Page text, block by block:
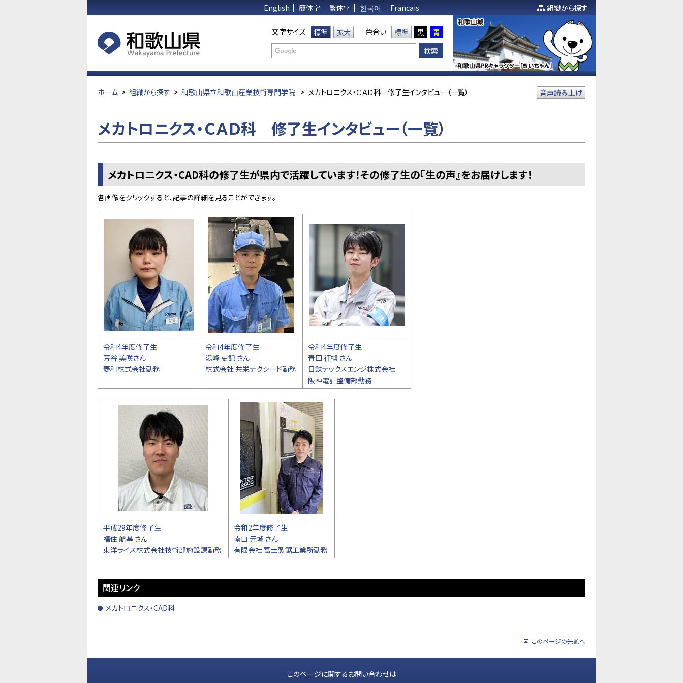
English 簡体字 繁体字 한국어 Francais 組織から探す
文字サイズ 標準 拡大 色合い 標準 黒 青
ホーム > 組織から探す > 和歌山県立和歌山産業技術専門学院 > メカトロニクス・ＣＡＤ科 修了生インタビュー（一覧） 音声読み上げ
メカトロニクス・ＣＡＤ科 修了生インタビュー（一覧）
メカトロニクス・CAD科の修了生が県内で活躍しています！その修了生の『生の声』をお届けします！
各画像をクリックすると、記事の詳細を見ることができます。
令和4年度修了生
荒谷 美咲さん
菱和株式会社勤務
令和4年度修了生
湯峰 吏記 さん
株式会社 共栄テクシード勤務
令和4年度修了生
青田 征槻 さん
日鉄テックスエンジ株式会社
阪神電計整備部勤務
平成29年度修了生
福住 航基 さん
東洋ライス株式会社技術部施設課勤務
令和2年度修了生
南口 元城 さん
有限会社 富士製鋸工業所勤務
関連リンク
メカトロニクス・CAD科
このページの先頭へ
このページに関するお問い合わせは